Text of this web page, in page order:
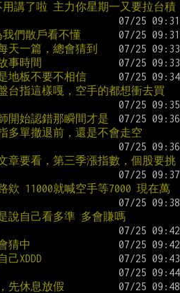
講了啦 主力你星期一又要拉台積
們散戶看不懂
天一篇，總會猜到
事時間
地板不要不相信
台指這樣嘎，空手的都想衝去買
開始認錯那瞬間才是
多單撤退前，還是不會走空
章要看，第三季漲指數，個股要挑
欸 11000就喊空手等7000 現在萬
說自己看多準 多會賺嗎
猜中
XDDD
先休息放假